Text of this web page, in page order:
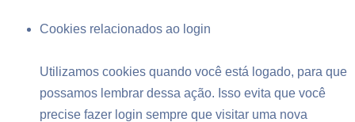
Cookies relacionados ao login
Utilizamos cookies quando você está logado, para que
possamos lembrar dessa ação. Isso evita que você
precise fazer login sempre que visitar uma nova